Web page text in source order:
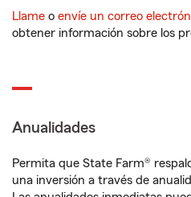
Llame o envíe un correo
obtener información sobre los
Anualidades
Permita que State Farm®
una inversión a través de